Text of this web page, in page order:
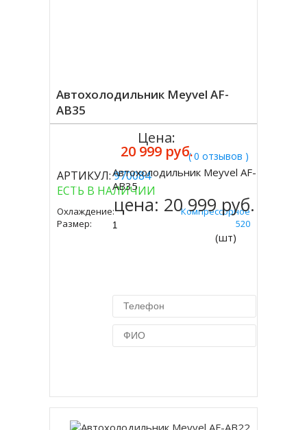
Автохолодильник Meyvel AF-
AB35
( 0 отзывов )
АРТИКУЛ:970084
ЕСТЬ В НАЛИЧИИ
Охлаждение:
Компрессорное
Размер:
420 Х 575 Х 520
Цена:
20 999 руб.
Купить
Автохолодильник Meyvel AF-
AB35
цена: 20 999 руб.
(шт)